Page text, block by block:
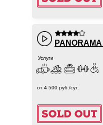
Услуги
от 4 500 руб./сут.